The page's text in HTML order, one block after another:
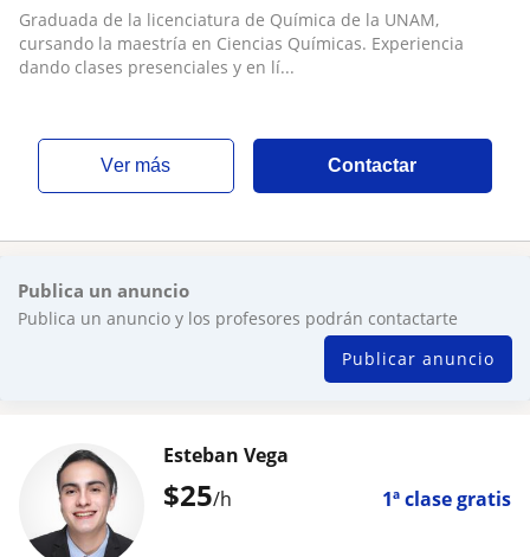
Graduada de la licenciatura de Química de la UNAM,
cursando la maestría en Ciencias Químicas. Experiencia
dando clases presenciales y en lí...
ver más Contactar
Publica un anuncio
Publica un anuncio y los profesores podrán contactarte
Publicar anuncio
$25/h 1ª clase gratis
Esteban Vega